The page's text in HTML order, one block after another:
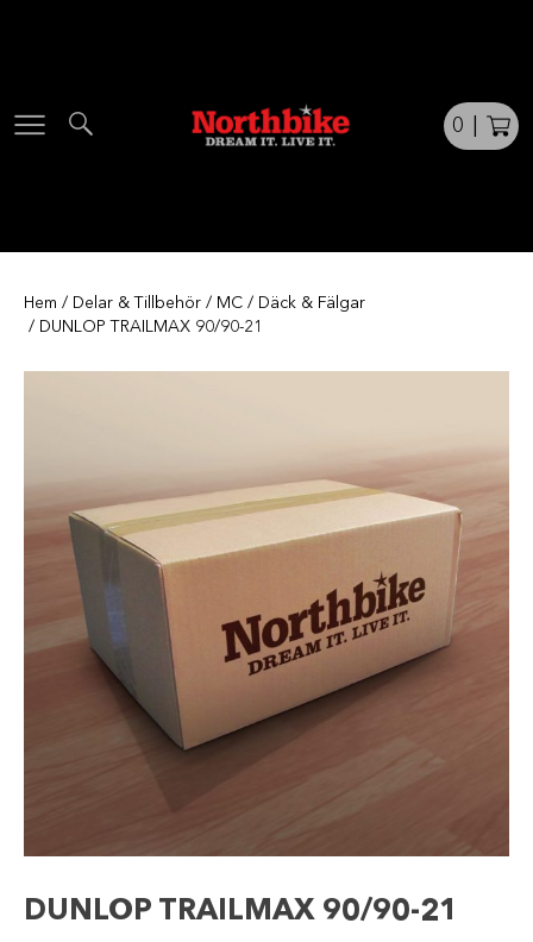
0
Hem / Delar & Tillbehör / MC / Däck & Fälgar
/ DUNLOP TRAILMAX 90/90-21
DUNLOP TRAILMAX 90/90-21